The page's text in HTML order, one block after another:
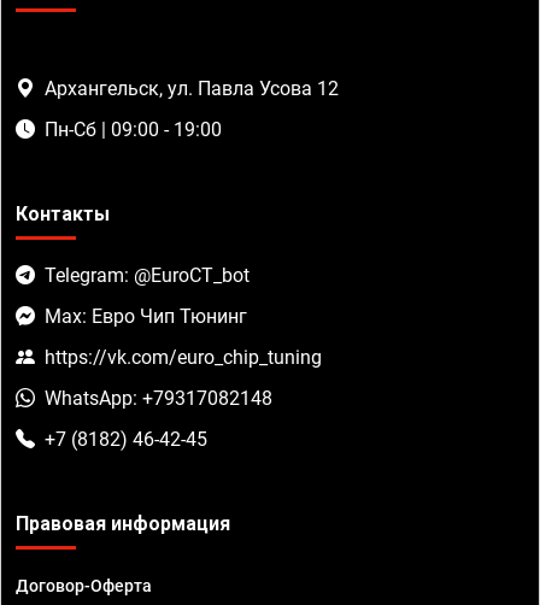
Архангельск, ул. Павла Усова 12
Пн-Сб | 09:00 - 19:00
Контакты
Telegram: @EuroCT_bot
Max: Евро Чип Тюнинг
https://vk.com/euro_chip_tuning
WhatsApp: +79317082148
+7 (8182) 46-42-45
Правовая информация
Договор-Оферта